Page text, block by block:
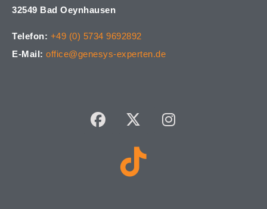
32549 Bad Oeynhausen
Telefon: +49 (0) 5734 9692892
E-Mail: office@genesys-experten.de